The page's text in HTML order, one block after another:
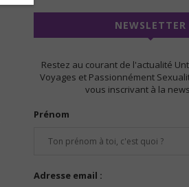
NEWSLETTER
Restez au courant de l'actualité
Voyages et Passionnément
vous inscrivant à la
Prénom
Adresse email :